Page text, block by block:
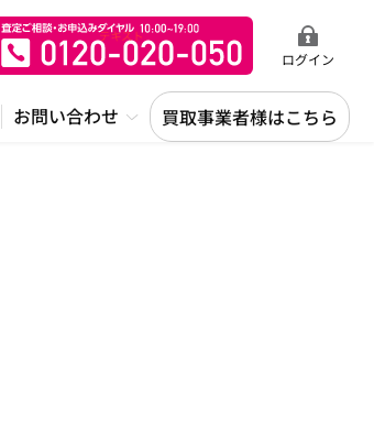
ログイン
お問い合わせ 買取事業者様はこちら